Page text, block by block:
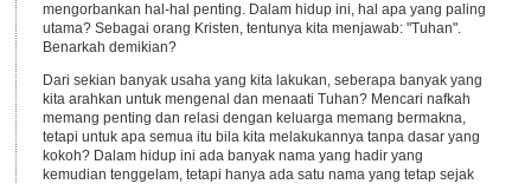
mengorbankan hal-hal penting. Dalam hidup ini, hal apa yang paling
utama? Sebagai orang Kristen, tentunya kita menjawab: "Tuhan".
Benarkah demikian?
Dari sekian banyak usaha yang kita lakukan, seberapa banyak yang
kita arahkan untuk mengenal dan menaati Tuhan? Mencari nafkah
memang penting dan relasi dengan keluarga memang bermakna,
tetapi untuk apa semua itu bila kita melakukannya tanpa dasar yang
kokoh? Dalam hidup ini ada banyak nama yang hadir yang
kemudian tenggelam, tetapi hanya ada satu nama yang tetap sejak